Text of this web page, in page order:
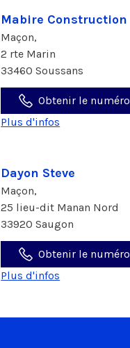
Mabire Construction
Maçon,
2 rte Marin
33460 Soussans
Obtenir le numéro
Plus d'infos
Dayon Steve
Maçon,
25 lieu-dit Manan Nord
33920 Saugon
Obtenir le numéro
Plus d'infos